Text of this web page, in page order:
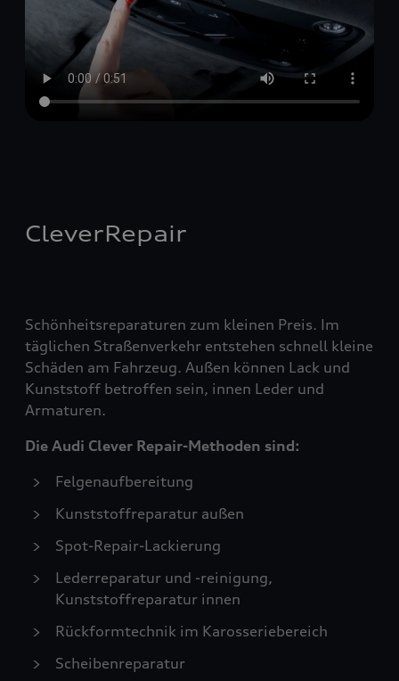
CleverRepair
Schönheitsreparaturen zum kleinen Preis. Im
täglichen Straßenverkehr entstehen schnell kleine
Schäden am Fahrzeug. Außen können Lack und
Kunststoff betroffen sein, innen Leder und
Armaturen.
Die Audi Clever Repair-Methoden sind:
Felgenaufbereitung
Kunststoffreparatur außen
Spot-Repair-Lackierung
Lederreparatur und -reinigung,
Kunststoffreparatur innen
Rückformtechnik im Karosseriebereich
Scheibenreparatur